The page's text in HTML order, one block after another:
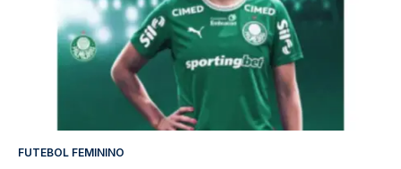
FUTEBOL FEMININO